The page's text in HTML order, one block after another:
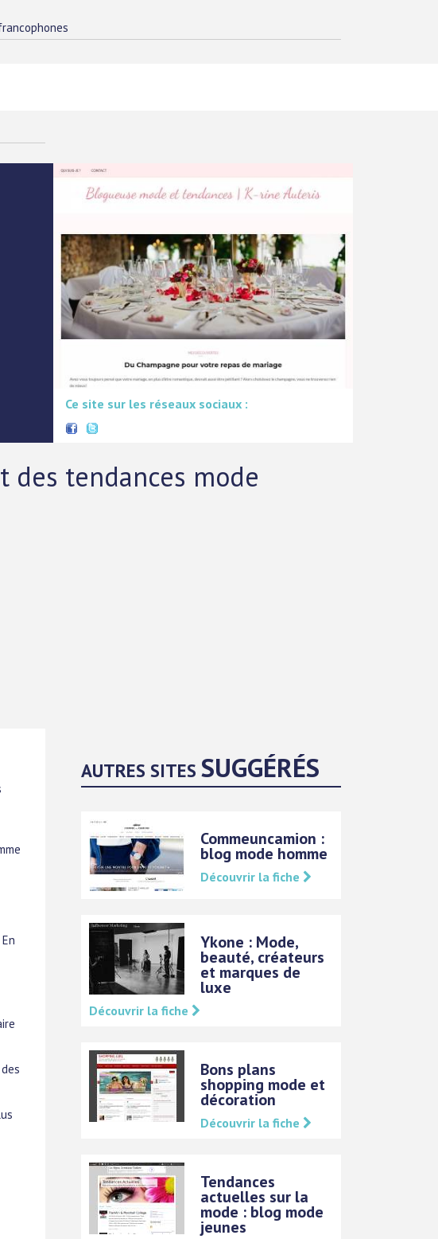
Ce site sur les réseaux sociaux :
des tendances mode
AUTRES SITESSUGGÉRÉS
Commeuncamion :
blog mode homme
Découvrir la fiche
Ykone : Mode,
beauté, créateurs
et marques de
luxe
Découvrir la fiche
Bons plans
shopping mode et
décoration
Découvrir la fiche
Tendances
actuelles sur la
mode : blog mode
jeunes